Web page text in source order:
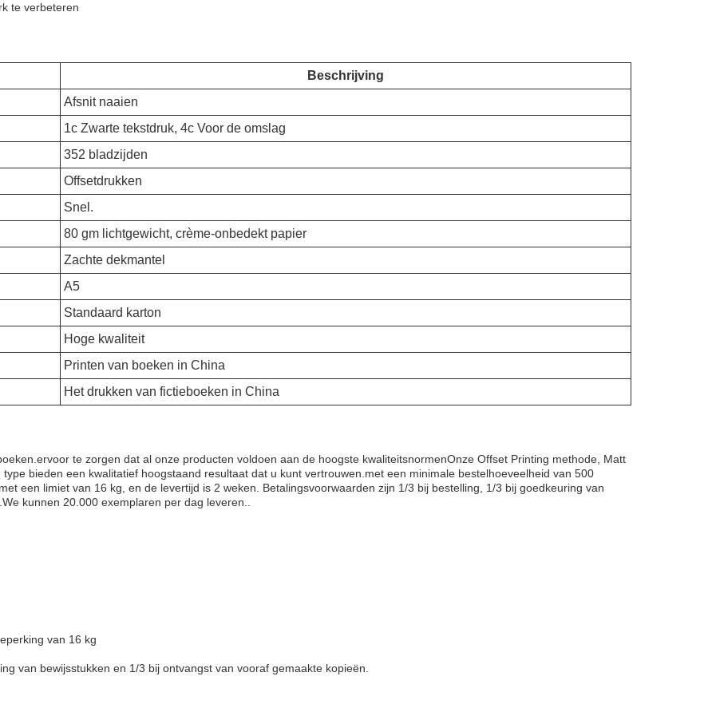
te verbeteren
Beschrijving
Afsnit naaien
1c Zwarte tekstdruk, 4c Voor de omslag
352 bladzijden
Offsetdrukken
Snel.
80 gm lichtgewicht, crème-onbedekt papier
Zachte dekmantel
A5
Standaard karton
Hoge kwaliteit
Printen van boeken in China
Het drukken van fictieboeken in China
te zorgen dat al onze producten voldoen aan de hoogste kwaliteitsnormenOnze Offset Printing methode, Matt
bieden een kwalitatief hoogstaand resultaat dat u kunt vertrouwen.met een minimale bestelhoeveelheid van 500
een limiet van 16 kg, en de levertijd is 2 weken. Betalingsvoorwaarden zijn 1/3 bij bestelling, 1/3 bij goedkeuring van
kunnen 20.000 exemplaren per dag leveren..
van 16 kg
van bewijsstukken en 1/3 bij ontvangst van vooraf gemaakte kopieën.